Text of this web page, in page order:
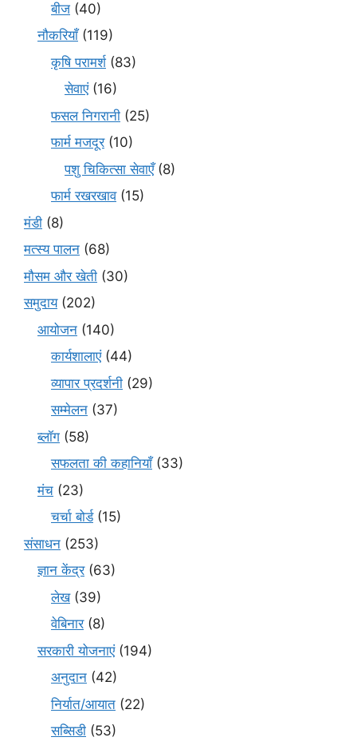
बीज (40)
नौकरियाँ(119)
कृषि परामर्श(83)
सेवाएं(16)
फसल निगरानी (25)
फार्म मजदूर(10)
पशु चिकित्सा सेवाएँ(8)
फार्म रखरखाव(15)
मंडी (8)
मत्स्य पालन (68)
मौसम और खेती (30)
समुदाय(202)
आयोजन (140)
कार्यशालाएं(44)
व्यापार प्रदर्शनी (29)
सम्मेलन (37)
ब्लॉग (58)
सफलता की कहानियाँ(33)
मंच (23)
चर्चा बोर्ड(15)
संसाधन (253)
ज्ञान केंद्र(63)
लेख(39)
वेबिनार(8)
सरकारी योजनाएं(194)
अनुदान (42)
निर्यात/आयात (22)
सब्सिडी (53)